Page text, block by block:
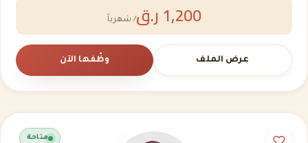
1,200 ر.ق / شهرياً
عرض الملف وظّفها الآن
متاحة